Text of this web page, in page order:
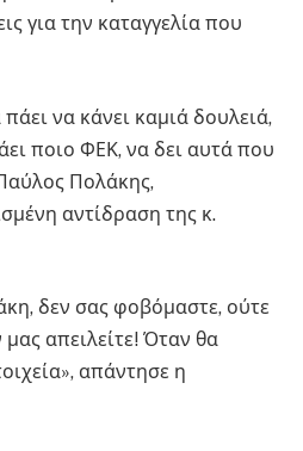
για την καταγγελία που
να κάνει καμιά δουλειά,
ποιο ΦΕΚ, να δει αυτά που
Πολάκης,
αντίδραση της κ.
δεν σας φοβόμαστε, ούτε
μας απειλείτε! Όταν θα
απάντησε η